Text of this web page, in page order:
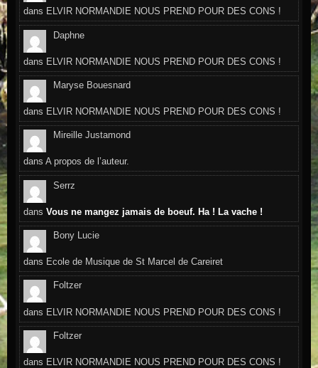
dans ELVIR NORMANDIE NOUS PREND POUR DES CONS !
Daphne
dans ELVIR NORMANDIE NOUS PREND POUR DES CONS !
Maryse Bouesnard
dans ELVIR NORMANDIE NOUS PREND POUR DES CONS !
Mireille Justamond
dansA propos de l’auteur.
Serrz
dansVous ne mangez jamais de boeuf. Ha ! La vache !
Bony Lucie
dans Ecole de Musique de St Marcel de Careiret
Foltzer
dans ELVIR NORMANDIE NOUS PREND POUR DES CONS !
Foltzer
dans ELVIR NORMANDIE NOUS PREND POUR DES CONS !